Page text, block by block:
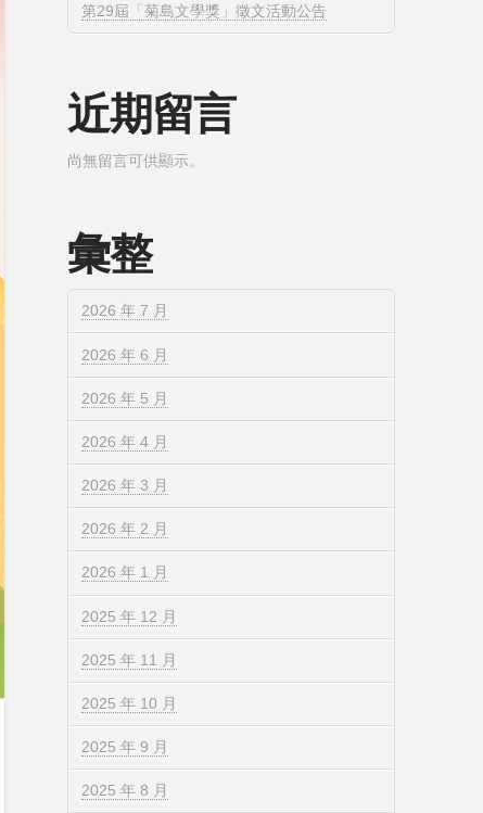
第29屆「菊島文學獎」徵文活動公告
近期留言
尚無留言可供顯示。
彙整
2026 年 7 月
2026 年 6 月
2026 年 5 月
2026 年 4 月
2026 年 3 月
2026 年 2 月
2026 年 1 月
2025 年 12 月
2025 年 11 月
2025 年 10 月
2025 年 9 月
2025 年 8 月